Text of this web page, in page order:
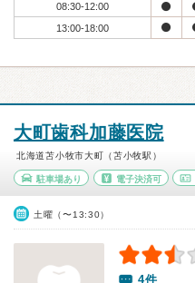
08:30-12:00
13:00-18:00
大町歯科加藤医院
北海道苫小牧市大町（苫小牧駅）
駐車場あり 電子決済可
土曜（〜13:30）
4件